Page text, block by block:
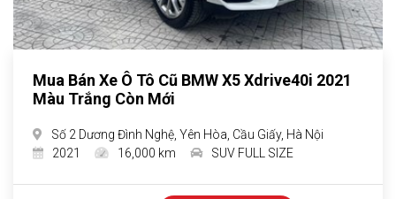
Mua Bán Xe Ô Tô Cũ BMW X5 Xdrive40i 2021
Màu Trắng Còn Mới
Số 2 Dương Đình Nghệ, Yên Hòa, Cầu Giấy, Hà Nội
2021
16,000 km SUV FULL SIZE